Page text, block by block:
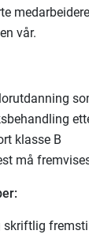
vår.
klasse B
må
skriftlig